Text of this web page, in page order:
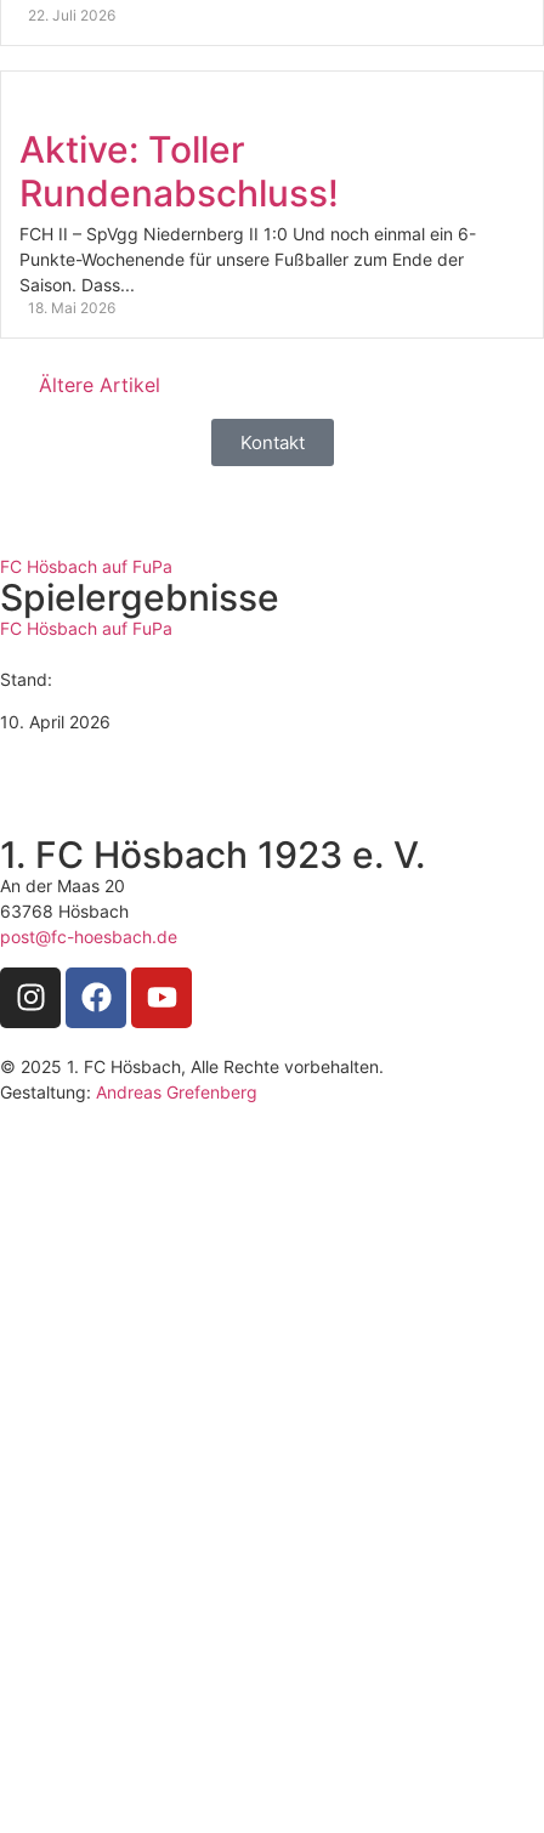
22. Juli 2026
Aktive: Toller
Rundenabschluss!
FCH II – SpVgg Niedernberg II 1:0 Und noch einmal ein 6-
Punkte-Wochenende für unsere Fußballer zum Ende der
Saison. Dass...
18. Mai 2026
Ältere Artikel
Kontakt
FC Hösbach auf FuPa
Spielergebnisse
FC Hösbach auf FuPa
Stand:
10. April 2026
1. FC Hösbach 1923 e. V.
An der Maas 20
63768 Hösbach
post@fc-hoesbach.de
© 2025 1. FC Hösbach, Alle Rechte vorbehalten.
Gestaltung: Andreas Grefenberg